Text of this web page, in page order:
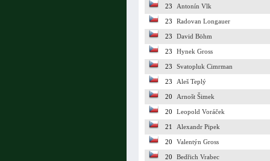
23 Antonín Vlk
23 Radovan Longauer
23 David Böhm
23 Hynek Gross
23 Svatopluk Cimrman
23 Aleš Teplý
20 Arnošt Šimek
20 Leopold Voráček
21 Alexandr Pipek
20 Valentýn Gross
20 Bedřich Vrabec